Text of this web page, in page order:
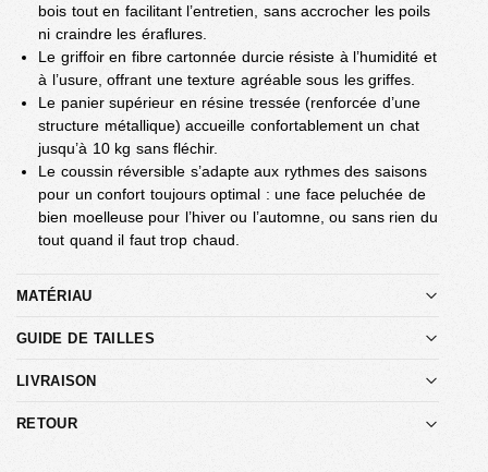
bois tout en facilitant l’entretien, sans accrocher les poils
ni craindre les éraflures.
Le griffoir en fibre cartonnée durcie résiste à l’humidité et
à l’usure, offrant une texture agréable sous les griffes.
Le panier supérieur en résine tressée (renforcée d’une
structure métallique) accueille confortablement un chat
jusqu’à 10 kg sans fléchir.
Le coussin réversible s’adapte aux rythmes des saisons
pour un confort toujours optimal : une face peluchée de
bien moelleuse pour l’hiver ou l’automne, ou sans rien du
tout quand il faut trop chaud.
MATÉRIAU
GUIDE DE TAILLES
LIVRAISON
RETOUR